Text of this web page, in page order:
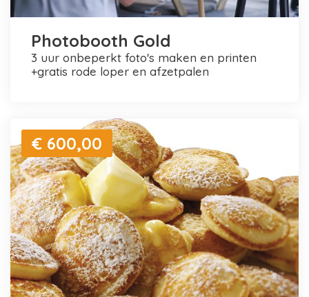
Photobooth Gold
3 uur onbeperkt foto's maken en printen
+gratis rode loper en afzetpalen
€ 600,00